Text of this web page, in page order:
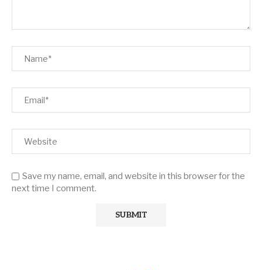
Save my name, email, and website in this browser for the
next time I comment.